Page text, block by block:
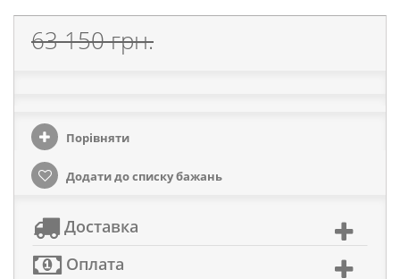
63 150 грн.
Порівняти
Додати до списку бажань
Доставка
Оплата